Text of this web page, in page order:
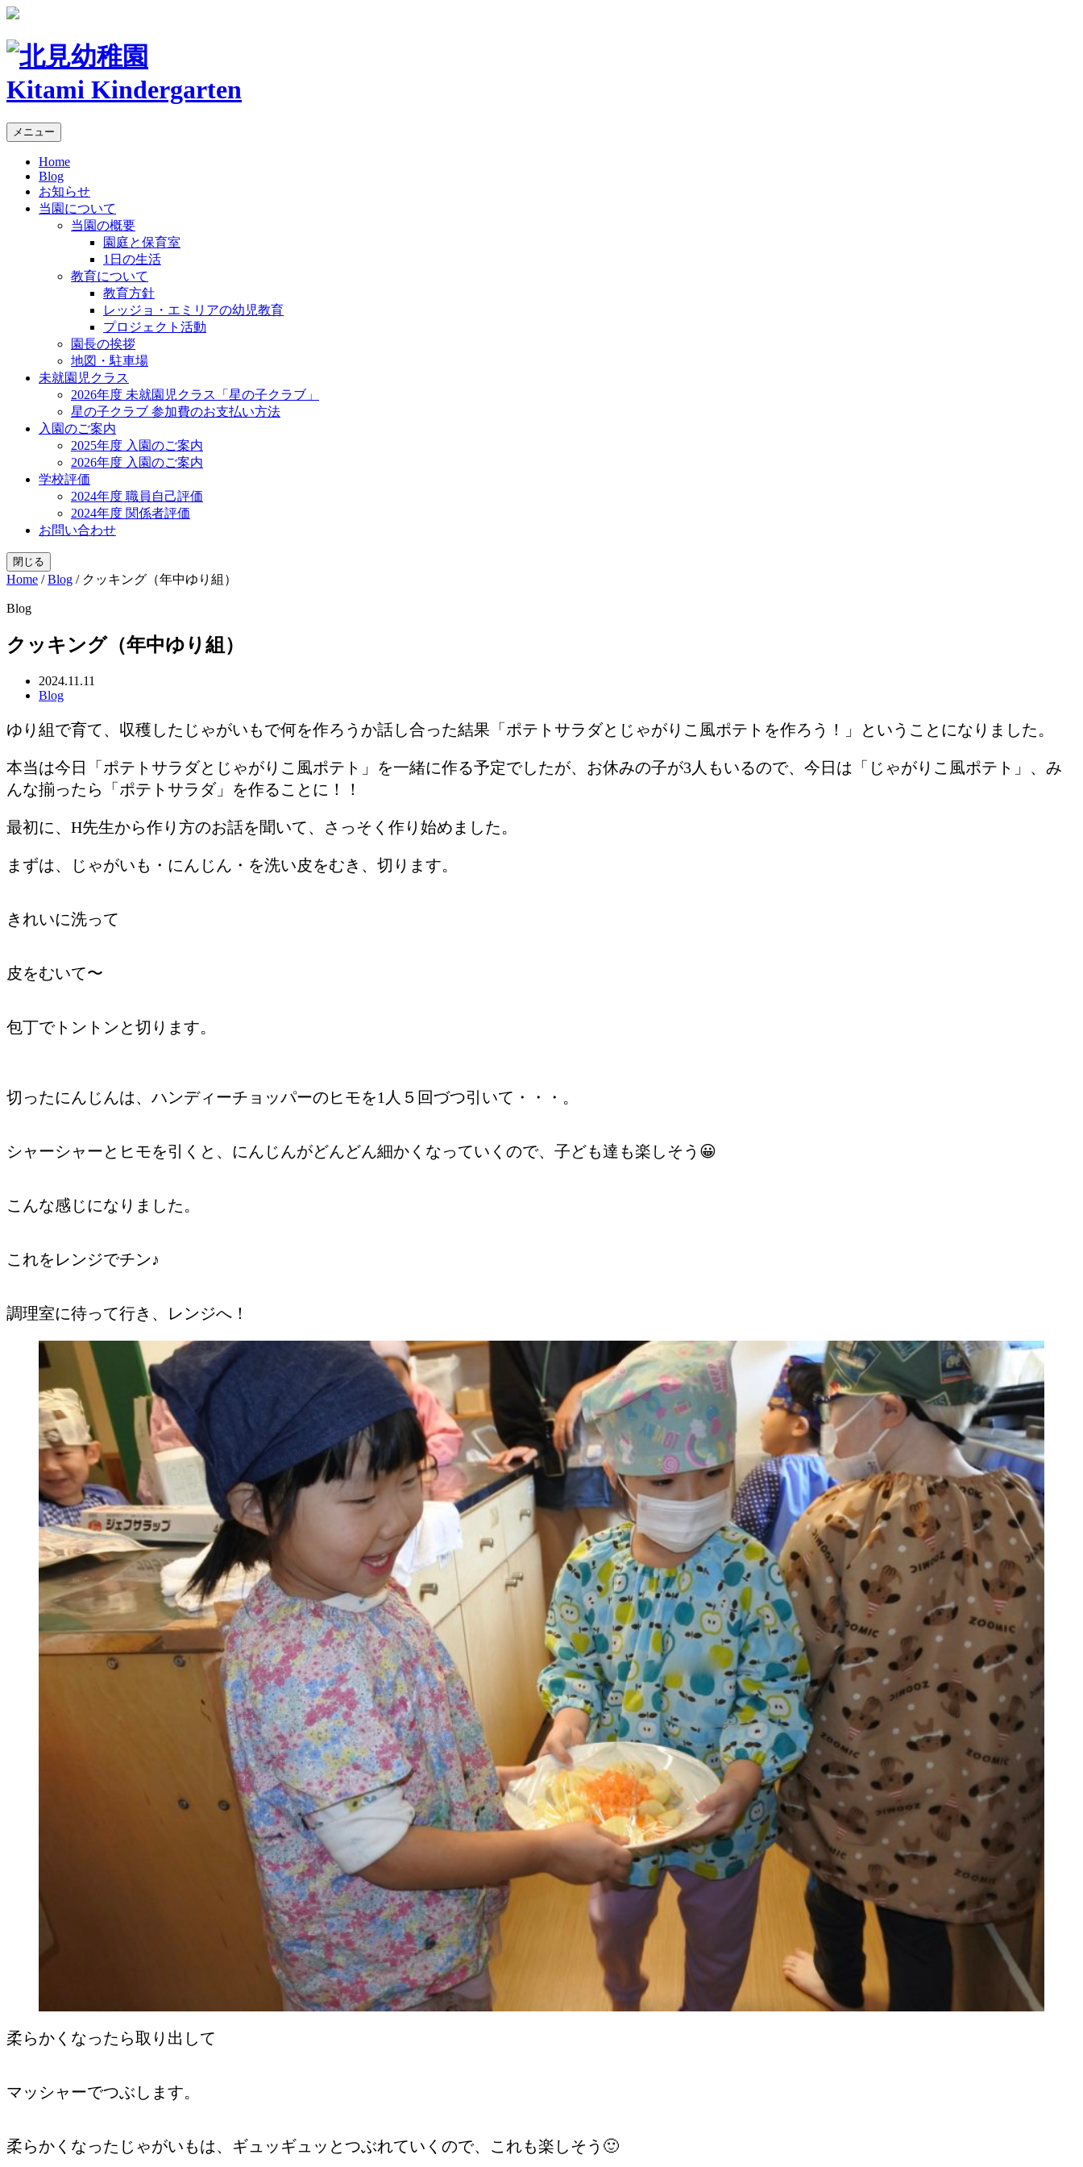
Kitami Kindergarten
メニュー
Home
Blog
お知らせ
当園について
当園の概要
園庭と保育室
1日の生活
教育について
教育方針
レッジョ・エミリアの幼児教育
プロジェクト活動
園長の挨拶
地図・駐車場
未就園児クラス
2026年度 未就園児クラス「星の子クラブ」
星の子クラブ 参加費のお支払い方法
入園のご案内
2025年度 入園のご案内
2026年度 入園のご案内
学校評価
2024年度 職員自己評価
2024年度 関係者評価
お問い合わせ
閉じる
Home /Blog / クッキング（年中ゆり組）
Blog
クッキング（年中ゆり組）
2024.11.11
Blog
ゆり組で育て、収穫したじゃがいもで何を作ろうか話し合った結果「ポテトサラダとじゃがりこ風ポテトを作ろう！」ということになりました。
本当は今日「ポテトサラダとじゃがりこ風ポテト」を一緒に作る予定でしたが、お休みの子が3人もいるので、今日は「じゃがりこ風ポテト」、み
んな揃ったら「ポテトサラダ」を作ることに！！
最初に、H先生から作り方のお話を聞いて、さっそく作り始めました。
まずは、じゃがいも・にんじん・を洗い皮をむき、切ります。
きれいに洗って
皮をむいて〜
包丁でトントンと切ります。
切ったにんじんは、ハンディーチョッパーのヒモを1人５回づつ引いて・・・。
シャーシャーとヒモを引くと、にんじんがどんどん細かくなっていくので、子ども達も楽しそう😀
こんな感じになりました。
これをレンジでチン♪
調理室に待って行き、レンジへ！
柔らかくなったら取り出して
マッシャーでつぶします。
柔らかくなったじゃがいもは、ギュッギュッとつぶれていくので、これも楽しそう🙂